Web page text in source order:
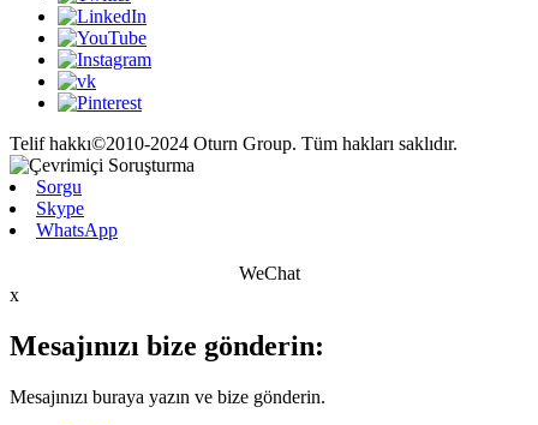
Telif hakkı©2010-2024 Oturn Group. Tüm hakları saklıdır.
Sorgu
Skype
WhatsApp
WeChat
x
Mesajınızı bize gönderin:
Mesajınızı buraya yazın ve bize gönderin.